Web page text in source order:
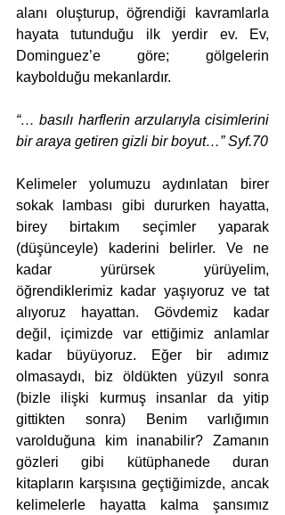
alanı oluşturup, öğrendiği kavramlarla
hayata tutunduğu ilk yerdir ev. Ev,
Dominguez’e göre; gölgelerin
kaybolduğu mekanlardır.
“… basılı harflerin arzularıyla cisimlerini
bir araya getiren gizli bir boyut…” Syf.70
Kelimeler yolumuzu aydınlatan birer
sokak lambası gibi dururken hayatta,
birey birtakım seçimler yaparak
(düşünceyle) kaderini belirler. Ve ne
kadar yürürsek yürüyelim,
öğrendiklerimiz kadar yaşıyoruz ve tat
alıyoruz hayattan. Gövdemiz kadar
değil, içimizde var ettiğimiz anlamlar
kadar büyüyoruz. Eğer bir adımız
olmasaydı, biz öldükten yüzyıl sonra
(bizle ilişki kurmuş insanlar da yitip
gittikten sonra) Benim varlığımın
varolduğuna kim inanabilir? Zamanın
gözleri gibi kütüphanede duran
kitapların karşısına geçtiğimizde, ancak
kelimelerle hayatta kalma şansımız